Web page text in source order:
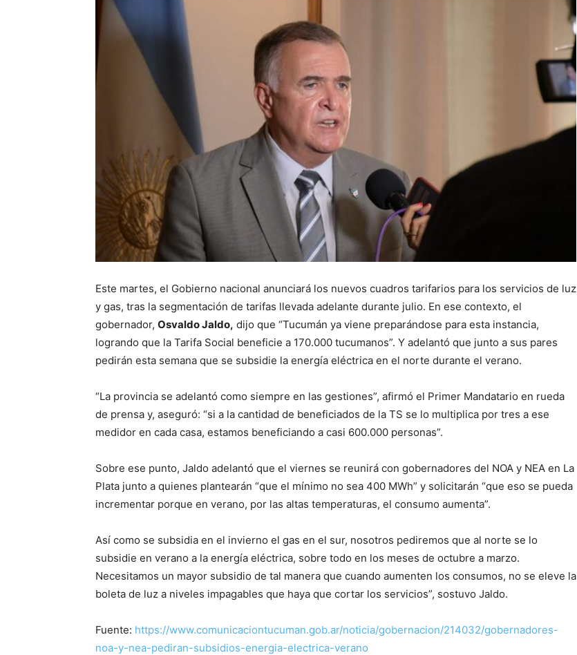
Este martes, el Gobierno nacional anunciará los nuevos cuadros tarifarios para los servicios de luz
y gas, tras la segmentación de tarifas llevada adelante durante julio. En ese contexto, el
gobernador, Osvaldo Jaldo, dijo que “Tucumán ya viene preparándose para esta instancia,
logrando que la Tarifa Social beneficie a 170.000 tucumanos”. Y adelantó que junto a sus pares
pedirán esta semana que se subsidie la energía eléctrica en el norte durante el verano.
“La provincia se adelantó como siempre en las gestiones”, afirmó el Primer Mandatario en rueda
de prensa y, aseguró: “si a la cantidad de beneficiados de la TS se lo multiplica por tres a ese
medidor en cada casa, estamos beneficiando a casi 600.000 personas”.
Sobre ese punto, Jaldo adelantó que el viernes se reunirá con gobernadores del NOA y NEA en La
Plata junto a quienes plantearán “que el mínimo no sea 400 MWh” y solicitarán “que eso se pueda
incrementar porque en verano, por las altas temperaturas, el consumo aumenta”.
Así como se subsidia en el invierno el gas en el sur, nosotros pediremos que al norte se lo
subsidie en verano a la energía eléctrica, sobre todo en los meses de octubre a marzo.
Necesitamos un mayor subsidio de tal manera que cuando aumenten los consumos, no se eleve la
boleta de luz a niveles impagables que haya que cortar los servicios”, sostuvo Jaldo.
Fuente: https://www.comunicaciontucuman.gob.ar/noticia/gobernacion/214032/gobernadores-
noa-y-nea-pediran-subsidios-energia-electrica-verano